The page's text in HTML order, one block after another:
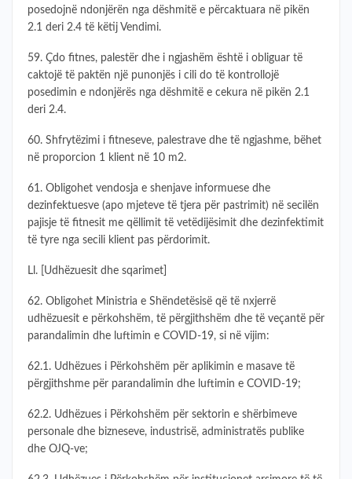
posedojnë ndonjërën nga dëshmitë e përcaktuara në pikën
2.1 deri 2.4 të këtij Vendimi.
59. Çdo fitnes, palestër dhe i ngjashëm është i obliguar të
caktojë të paktën një punonjës i cili do të kontrollojë
posedimin e ndonjërës nga dëshmitë e cekura në pikën 2.1
deri 2.4.
60. Shfrytëzimi i fitneseve, palestrave dhe të ngjashme, bëhet
në proporcion 1 klient në 10 m2.
61. Obligohet vendosja e shenjave informuese dhe
dezinfektuesve (apo mjeteve të tjera për pastrimit) në secilën
pajisje të fitnesit me qëllimit të vetëdijësimit dhe dezinfektimit
të tyre nga secili klient pas përdorimit.
Ll. [Udhëzuesit dhe sqarimet]
62. Obligohet Ministria e Shëndetësisë që të nxjerrë
udhëzuesit e përkohshëm, të përgjithshëm dhe të veçantë për
parandalimin dhe luftimin e COVID-19, si në vijim:
62.1. Udhëzues i Përkohshëm për aplikimin e masave të
përgjithshme për parandalimin dhe luftimin e COVID-19;
62.2. Udhëzues i Përkohshëm për sektorin e shërbimeve
personale dhe bizneseve, industrisë, administratës publike
dhe OJQ-ve;